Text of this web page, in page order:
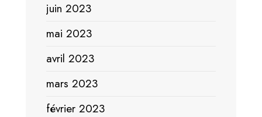
juin 2023
mai 2023
avril 2023
mars 2023
février 2023